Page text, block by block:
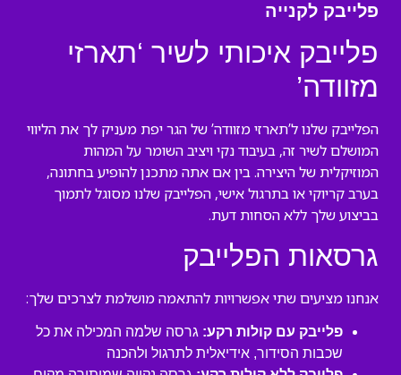
פלייבק לקנייה
פלייבק איכותי לשיר ‘תארזי
מזוודה’
הפלייבק שלנו ל’תארזי מזוודה’ של הגר יפת מעניק לך את הליווי
המושלם לשיר זה, בעיבוד נקי ויציב השומר על המהות
המוזיקלית של היצירה. בין אם אתה מתכנן להופיע בחתונה,
בערב קריוקי או בתרגול אישי, הפלייבק שלנו מסוגל לתמוך
בביצוע שלך ללא הסחות דעת.
גרסאות הפלייבק
אנחנו מציעים שתי אפשרויות להתאמה מושלמת לצרכים שלך:
פלייבק עם קולות רקע: גרסה שלמה המכילה את כל
שכבות הסידור, אידיאלית לתרגול ולהכנה